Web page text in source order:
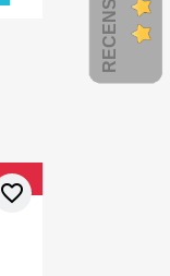
favorite_border